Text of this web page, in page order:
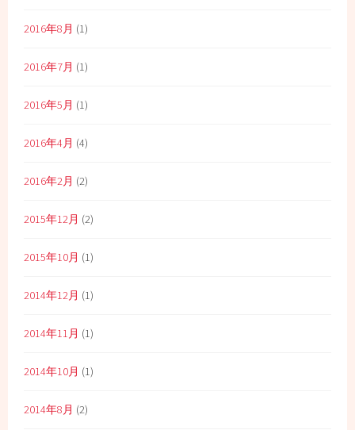
2016年8月 (1)
2016年7月 (1)
2016年5月 (1)
2016年4月 (4)
2016年2月 (2)
2015年12月 (2)
2015年10月 (1)
2014年12月 (1)
2014年11月 (1)
2014年10月 (1)
2014年8月 (2)